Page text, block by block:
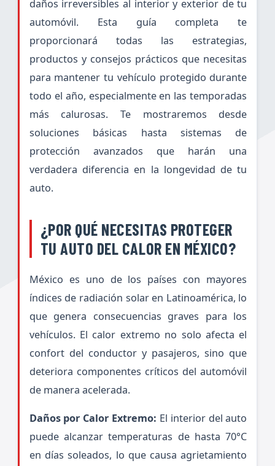
daños irreversibles al interior y exterior de tu
automóvil. Esta guía completa te
proporcionará todas las estrategias,
productos y consejos prácticos que necesitas
para mantener tu vehículo protegido durante
todo el año, especialmente en las temporadas
más calurosas. Te mostraremos desde
soluciones básicas hasta sistemas de
protección avanzados que harán una
verdadera diferencia en la longevidad de tu
auto.
¿POR QUÉ NECESITAS PROTEGER
TU AUTO DEL CALOR EN MÉXICO?
México es uno de los países con mayores
índices de radiación solar en Latinoamérica, lo
que genera consecuencias graves para los
vehículos. El calor extremo no solo afecta el
confort del conductor y pasajeros, sino que
deteriora componentes críticos del automóvil
de manera acelerada.
Daños por Calor Extremo: El interior del auto
puede alcanzar temperaturas de hasta 70°C
en días soleados, lo que causa agrietamiento